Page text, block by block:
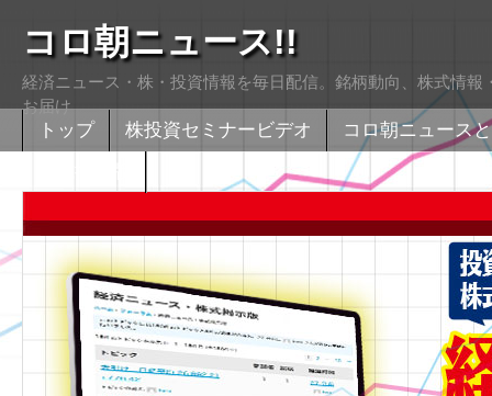
コロ朝ニュース!!
経済ニュース・株・投資情報を毎日配信。銘柄動向、株式情
お届け
トップ 株投資セミナービデオ
コロ朝ニュース